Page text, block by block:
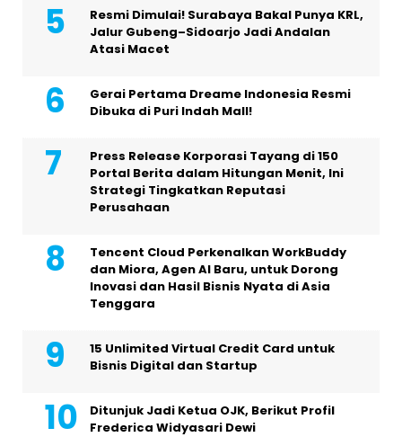
Resmi Dimulai! Surabaya Bakal Punya KRL,
Jalur Gubeng–Sidoarjo Jadi Andalan
Atasi Macet
Gerai Pertama Dreame Indonesia Resmi
Dibuka di Puri Indah Mall!
Press Release Korporasi Tayang di 150
Portal Berita dalam Hitungan Menit, Ini
Strategi Tingkatkan Reputasi
Perusahaan
Tencent Cloud Perkenalkan WorkBuddy
dan Miora, Agen AI Baru, untuk Dorong
Inovasi dan Hasil Bisnis Nyata di Asia
Tenggara
15 Unlimited Virtual Credit Card untuk
Bisnis Digital dan Startup
Ditunjuk Jadi Ketua OJK, Berikut Profil
Frederica Widyasari Dewi